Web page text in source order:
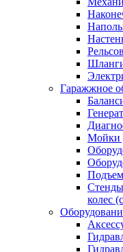
Гаражжное
Мойки
Стенды
колес